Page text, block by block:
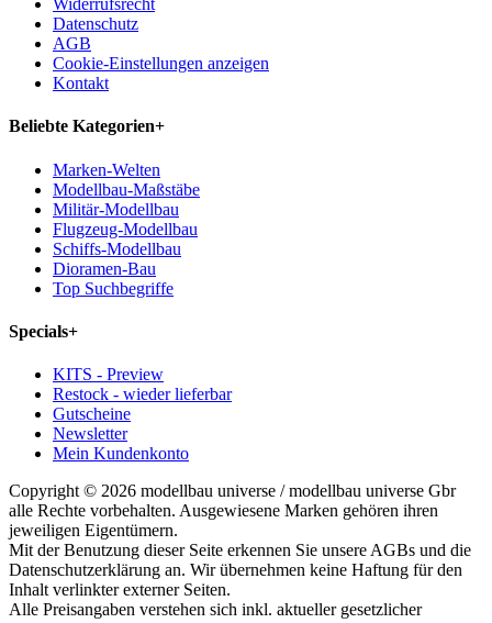
Widerrufsrecht
Datenschutz
AGB
Cookie-Einstellungen anzeigen
Kontakt
Beliebte Kategorien+
Marken-Welten
Modellbau-Maßstäbe
Militär-Modellbau
Flugzeug-Modellbau
Schiffs-Modellbau
Dioramen-Bau
Top Suchbegriffe
Specials+
KITS - Preview
Restock - wieder lieferbar
Gutscheine
Newsletter
Mein Kundenkonto
Copyright © 2026 modellbau universe / modellbau universe Gbr
alle Rechte vorbehalten. Ausgewiesene Marken gehören ihren
jeweiligen Eigentümern.
Mit der Benutzung dieser Seite erkennen Sie unsere AGBs und die
Datenschutzerklärung an. Wir übernehmen keine Haftung für den
Inhalt verlinkter externer Seiten.
Alle Preisangaben verstehen sich inkl. aktueller gesetzlicher